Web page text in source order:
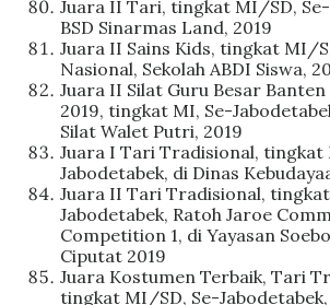
Juara II Tari, tingkat MI/SD,
BSD Sinarmas Land, 2019
Juara II Sains Kids, tingkat MI/
Nasional, Sekolah ABDI Siswa,
Juara II Silat Guru Besar
2019, tingkat MI, Se-
Silat Walet Putri, 2019
Juara I Tari Tradisional, tingkat
Jabodetabek, di Dinas
Juara II Tari Tradisional,
Jabodetabek, Ratoh Jaroe
Competition 1, di Yayasan
Ciputat 2019
Juara Kostumen Terbaik, Tari
tingkat MI/SD, Se-